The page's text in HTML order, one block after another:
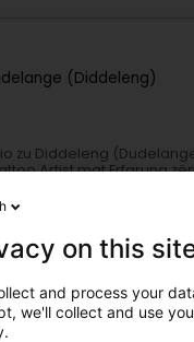
(Diddeleng)
zu Diddeleng
Artist mat Erfarung
on this
and process your
we'll collect and use